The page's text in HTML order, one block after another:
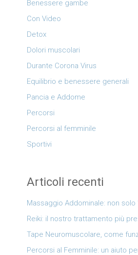
Benessere gambe
Con Video
Detox
Dolori muscolari
Durante Corona Virus
Equilibrio e benessere generali
Pancia e Addome
Percorsi
Percorsi al femminile
Sportivi
Articoli recenti
Massaggio Addominale: non solo
Reiki: il nostro trattamento più
Tape Neuromuscolare, come
Percorsi al Femminile: un aiuto